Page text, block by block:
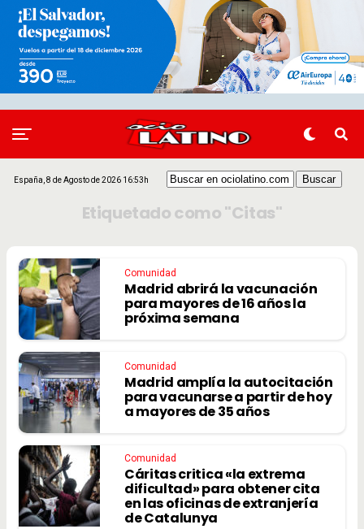
España, 8 de Agosto de 2026 16:53h
Etiquetado como "Citas"
Comunidad
Madrid abrirá la vacunación
para mayores de 16 años la
próxima semana
Comunidad
Madrid amplía la autocitación
para vacunarse a partir de hoy
a mayores de 35 años
Comunidad
Cáritas critica «la extrema
dificultad» para obtener cita
en las oficinas de extranjería
de Catalunya